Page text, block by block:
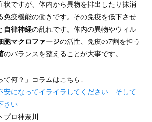
状ですが、体内から異物を排出したり抹消
免疫機能の働きです。その免疫を低下させ
自律神経の乱れです。体内の異物やウィル
胞マクロファージの活性、免疫の7割を担う
のバランスを整えることが大事です。
て何？」コラムはこちら↓
安になってイライラしてください そして
さい
プロ神奈川